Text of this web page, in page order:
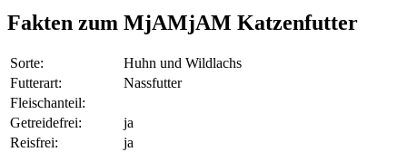
Fakten zum MjAMjAM Katzenfutter
Sorte:
Huhn und Wildlachs
Futterart:
Nassfutter
Fleischanteil:
Getreidefrei:
ja
Reisfrei:
ja